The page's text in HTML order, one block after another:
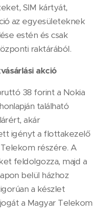
SIM kártyát,
az egyesületeknek
estén és csak
raktárából.
akció
38 forint a Nokia
található
akár
igényt a flottakezelő
részére. A
feldolgozza, majd a
belül házhoz
a készlet
a Magyar Telekom